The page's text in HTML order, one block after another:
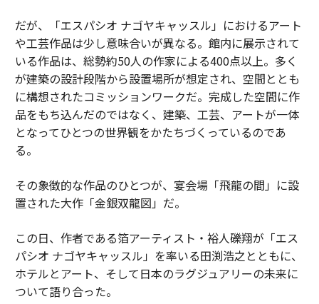
だが、「エスパシオ ナゴヤキャッスル」におけるアート
や工芸作品は少し意味合いが異なる。館内に展示されて
いる作品は、総勢約50人の作家による400点以上。多く
が建築の設計段階から設置場所が想定され、空間ととも
に構想されたコミッションワークだ。完成した空間に作
品をもち込んだのではなく、建築、工芸、アートが一体
となってひとつの世界観をかたちづくっているのであ
る。
その象徴的な作品のひとつが、宴会場「飛龍の間」に設
置された大作「金銀双龍図」だ。
この日、作者である箔アーティスト・裕人礫翔が「エス
パシオ ナゴヤキャッスル」を率いる田渕浩之とともに、
ホテルとアート、そして日本のラグジュアリーの未来に
ついて語り合った。